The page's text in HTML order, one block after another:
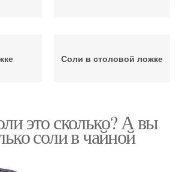
Соли в столовой ложке
это сколько? А вы
соли в чайной